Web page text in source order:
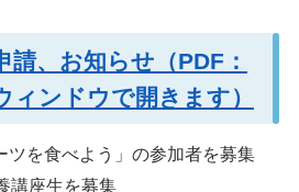
請、お知らせ（PDF：
ィンドウで開きます）
ツを食べよう」の参加者を募集
講座生を募集